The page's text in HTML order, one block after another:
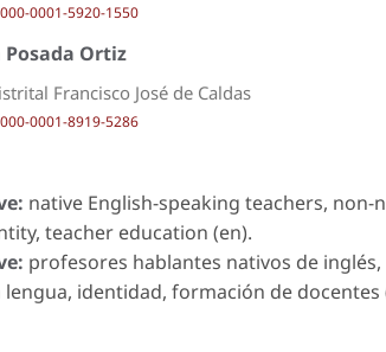
0001-5920-1550
Posada Ortiz
Francisco José de Caldas
0001-8919-5286
native English-speaking teachers,
teacher education (en).
profesores hablantes nativos de
lengua, identidad, formación de docentes